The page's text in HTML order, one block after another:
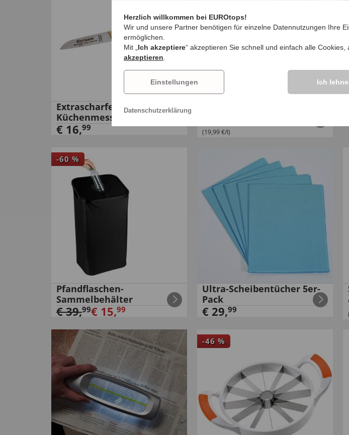
Extrascharfes
Küchenmesser
€ 16,99 (19,99 €/l)
-60 %
Pfandflaschen-
Sammelbehälter
€39,99€ 15,99
Ultra-Scheibentücher 5er-
Pack
€ 29,99
-46 %
Herzlich willkommen bei EUROtops!
Wir und unsere Partner benötigen für einzelne Datennutzungen Ihre
ermöglichen.
Mit „ Ich akzeptiere“ akzeptieren Sie schnell und einfach alle
akzeptieren
Einstellungen Ich
Datenschutzerklärung